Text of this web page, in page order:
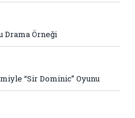
Drama Örneği
“Sir Dominic” Oyunu